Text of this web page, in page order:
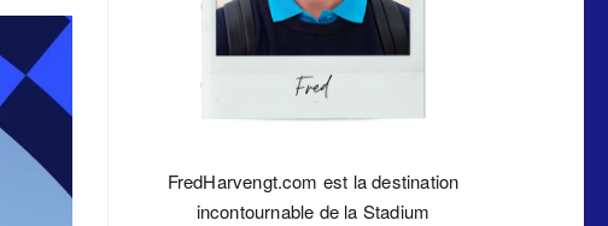
FredHarvengt.com est la destination
incontournable de la Stadium